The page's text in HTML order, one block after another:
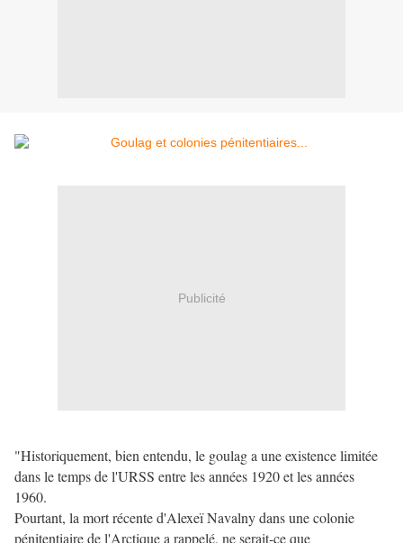
Publicité
"Historiquement, bien entendu, le goulag a une existence limitée
dans le temps de l'URSS entre les années 1920 et les années
1960.
Pourtant, la mort récente d'Alexeï Navalny dans une colonie
pénitentiaire de l'Arctique a rappelé, ne serait-ce que